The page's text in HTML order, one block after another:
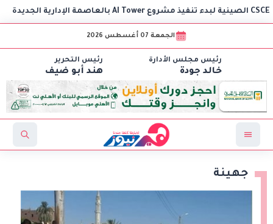
الجمعة 07 أغسطس 2026
رئيس مجلس الأدارة
خالد جودة
رئيس التحرير
هند أبو ضيف
جهينة